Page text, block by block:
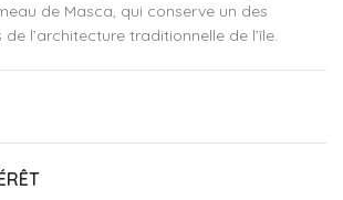
de Masca, qui conserve un des
l’architecture traditionnelle de l’île.